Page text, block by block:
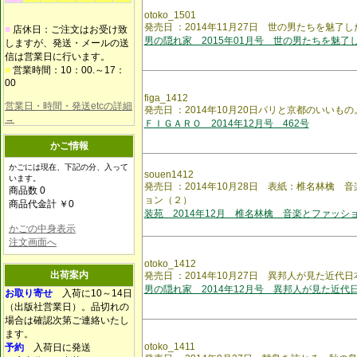
■ 店休日：ご注文はお受け致
しますが、発送・メールの送
信は営業日に行います。
■ 営業時間：10：00.～17：
00
営業日・時間・発送etcの詳細
→
かご情報
かごには現在、下記の分、入って
います。
商品数 0
商品代金計 ￥0
かごの中身表示
注文画面へ
出荷案内
お取り寄せ 入荷に10～14日
（出版社営業日）。品切れの
場合は確認次第ご連絡いたし
ます。
予約 入荷日に発送
otoko_1501
発売日 ：2014年11月27日 世の男たちを魅了
男の隠れ家 2015年01月号 世の男たちを魅了
figa_1412
発売日 ：2014年10月20日パリと京都のいいもの
ＦＩＧＡＲＯ 2014年12月号 462号
souen1412
発売日 ：2014年10月28日 表紙：椎名林檎 音
ョン（２）
装苑 2014年12月 椎名林檎 音楽とファッシ
otoko_1412
発売日 ：2014年10月27日 異邦人が見た近代日
男の隠れ家 2014年12月号 異邦人が見た近代
otoko_1411